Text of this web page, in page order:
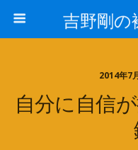
吉野剛
2014年7
自分に自信